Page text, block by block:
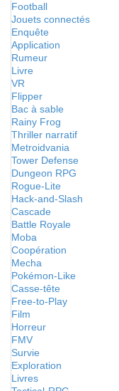
Football
Jouets connectés
Enquête
Application
Rumeur
Livre
VR
Flipper
Bac à sable
Rainy Frog
Thriller narratif
Metroidvania
Tower Defense
Dungeon RPG
Rogue-Lite
Hack-and-Slash
Cascade
Battle Royale
Moba
Coopération
Mecha
Pokémon-Like
Casse-tête
Free-to-Play
Film
Horreur
FMV
Survie
Exploration
Livres